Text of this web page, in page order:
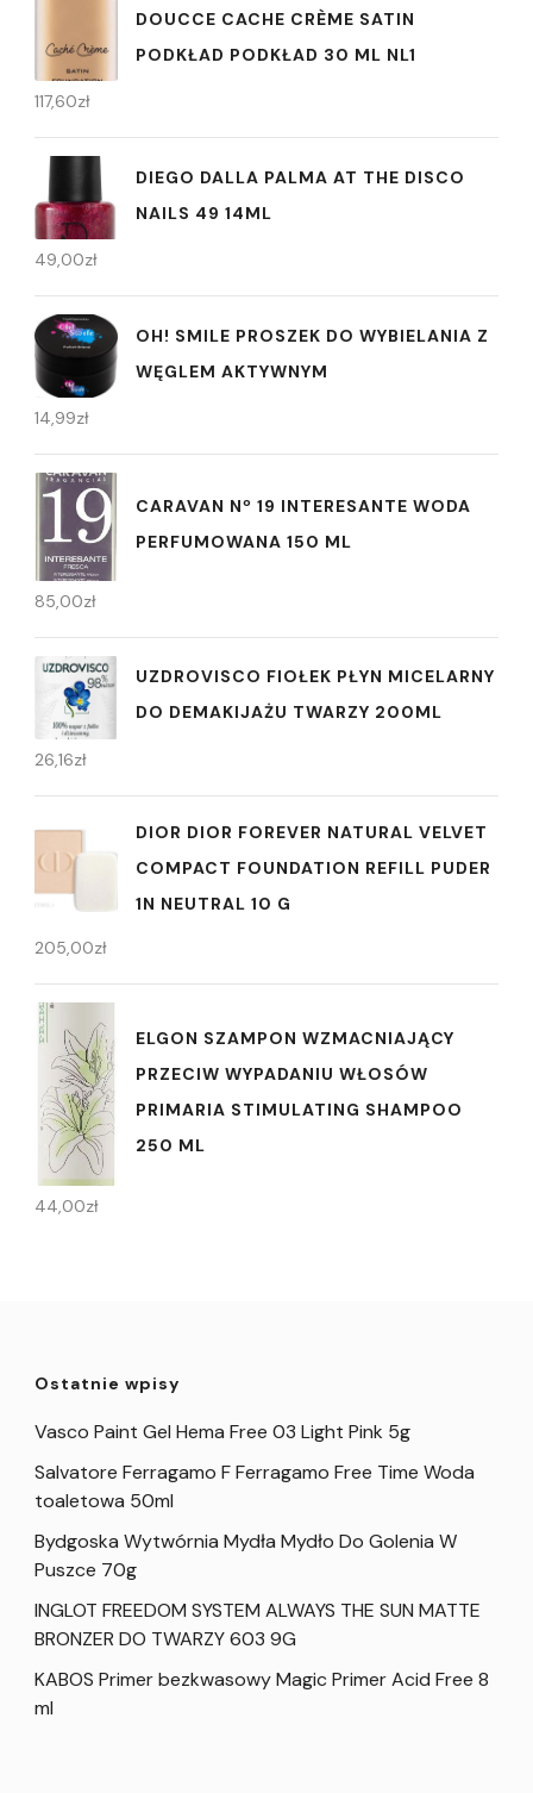
DOUCCE CACHE CRÈME SATIN
PODKŁAD PODKŁAD 30 ML NL1
117,60zł
DIEGO DALLA PALMA AT THE DISCO
NAILS 49 14ML
49,00zł
OH! SMILE PROSZEK DO WYBIELANIA Z
WĘGLEM AKTYWNYM
14,99zł
CARAVAN Nº 19 INTERESANTE WODA
PERFUMOWANA 150 ML
85,00zł
UZDROVISCO FIOŁEK PŁYN MICELARNY
DO DEMAKIJAŻU TWARZY 200ML
26,16zł
DIOR DIOR FOREVER NATURAL VELVET
COMPACT FOUNDATION REFILL PUDER
1N NEUTRAL 10 G
205,00zł
ELGON SZAMPON WZMACNIAJĄCY
PRZECIW WYPADANIU WŁOSÓW
PRIMARIA STIMULATING SHAMPOO
250 ML
44,00zł
Ostatnie wpisy
Vasco Paint Gel Hema Free 03 Light Pink 5g
Salvatore Ferragamo F Ferragamo Free Time Woda
toaletowa 50ml
Bydgoska Wytwórnia Mydła Mydło Do Golenia W
Puszce 70g
INGLOT FREEDOM SYSTEM ALWAYS THE SUN MATTE
BRONZER DO TWARZY 603 9G
KABOS Primer bezkwasowy Magic Primer Acid Free 8
ml